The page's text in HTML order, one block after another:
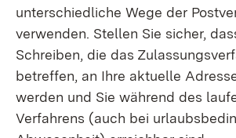
unterschiedliche Wege der
verwenden. Stellen Sie sicher,
Schreiben, die das
betreffen, an Ihre aktuelle
werden und Sie während des
Verfahrens (auch bei